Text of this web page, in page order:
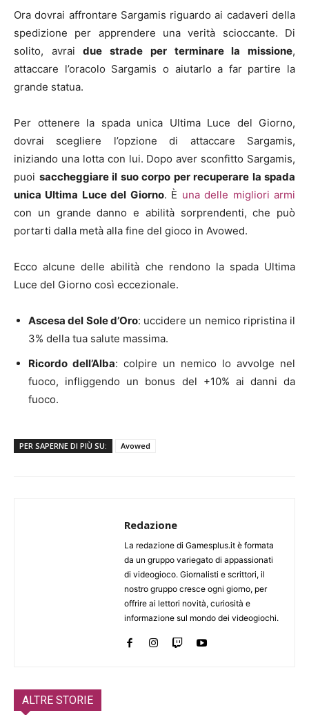
Ora dovrai affrontare Sargamis riguardo ai cadaveri della
spedizione per apprendere una verità scioccante. Di
solito, avraidue strade per terminare la missione,
attaccare l’oracolo Sargamis o aiutarlo a far partire la
grande statua.
Per ottenere la spada unica Ultima Luce del Giorno,
dovrai scegliere l’opzione di attaccare Sargamis,
iniziando una lotta con lui. Dopo aver sconfitto Sargamis,
puoi saccheggiare il suo corpo per recuperare la spada
unica Ultima Luce del Giorno. È una delle migliori armi
con un grande danno e abilità sorprendenti, che può
portarti dalla metà alla fine del gioco in Avowed.
Ecco alcune delle abilità che rendono la spada Ultima
Luce del Giorno così eccezionale.
Ascesa del Sole d’Oro: uccidere un nemico ripristina il
3% della tua salute massima.
Ricordo dell’Alba: colpire un nemico lo avvolge nel
fuoco, infliggendo un bonus del +10% ai danni da
fuoco.
PER SAPERNE DI PIÙ SU: Avowed
Redazione
La redazione di Gamesplus.it è formata
da un gruppo variegato di appassionati
di videogioco. Giornalisti e scrittori, il
nostro gruppo cresce ogni giorno, per
offrire ai lettori novità, curiosità e
informazione sul mondo dei videogiochi.
ALTRE STORIE